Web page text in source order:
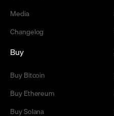
Media
Changelog
Buy
Buy Bitcoin
Buy Ethereum
Buy Solana